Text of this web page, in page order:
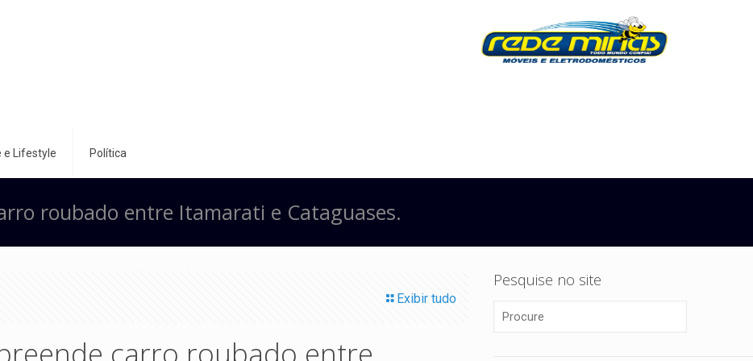
e Lifestyle Política
roubado entre Itamarati e Cataguases.
Exibir tudo
carro roubado entre
Pesquise no site